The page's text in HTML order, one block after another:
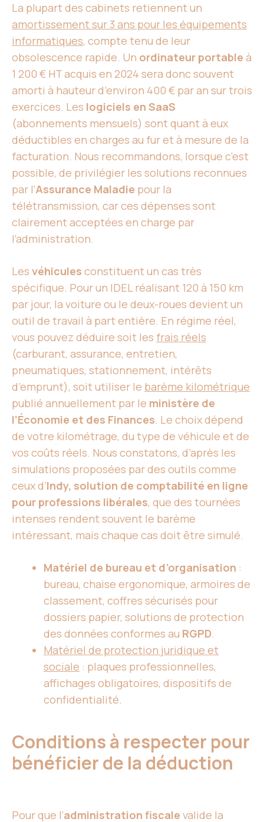
La plupart des cabinets retiennent un
amortissement sur 3 ans pour les équipements
informatiques, compte tenu de leur
obsolescence rapide. Un ordinateur portable à
1 200 € HT acquis en 2024 sera donc souvent
amorti à hauteur d’environ 400 € par an sur trois
exercices. Les logiciels en SaaS
(abonnements mensuels) sont quant à eux
déductibles en charges au fur et à mesure de la
facturation. Nous recommandons, lorsque c’est
possible, de privilégier les solutions reconnues
par l’Assurance Maladie pour la
télétransmission, car ces dépenses sont
clairement acceptées en charge par
l’administration.
Les véhicules constituent un cas très
spécifique. Pour un IDEL réalisant 120 à 150 km
par jour, la voiture ou le deux-roues devient un
outil de travail à part entière. En régime réel,
vous pouvez déduire soit les frais réels
(carburant, assurance, entretien,
pneumatiques, stationnement, intérêts
d’emprunt), soit utiliser le barème kilométrique
publié annuellement par le ministère de
l’Économie et des Finances. Le choix dépend
de votre kilométrage, du type de véhicule et de
vos coûts réels. Nous constatons, d’après les
simulations proposées par des outils comme
ceux d’Indy, solution de comptabilité en ligne
pour professions libérales, que des tournées
intenses rendent souvent le barème
intéressant, mais chaque cas doit être simulé.
Matériel de bureau et d’organisation :
bureau, chaise ergonomique, armoires de
classement, coffres sécurisés pour
dossiers papier, solutions de protection
des données conformes au RGPD.
Matériel de protection juridique et
sociale : plaques professionnelles,
affichages obligatoires, dispositifs de
confidentialité.
Conditions à respecter pour
bénéficier de la déduction
Pour que l’administration fiscale valide la